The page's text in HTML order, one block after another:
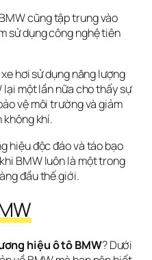
cũng tập trung vào
sử dụng công nghệ tiên
hơi sử dụng năng lượng
một lần nữa cho thấy sự
vệ môi trường và giảm
khí.
hiệu độc đáo và táo bạo
BMW luôn là một trong
đầu thế giới.
hiệu ô tô BMW? Dưới